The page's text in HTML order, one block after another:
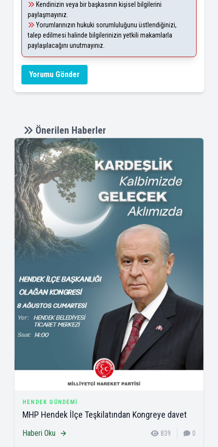
Kendinizin veya bir başkasının kişisel bilgilerini
paylaşmayınız.
Yorumlarınızın hukuki sorumluluğunu üstlendiğinizi,
talep edilmesi halinde bilgilerinizin yetkili makamlarla
paylaşılacağını unutmayınız.
Yorumu Gönder
Önerilen Haberler
HENDEK GÜNDEMI
MHP Hendek İlçe Teşkilatından Kongreye davet
Haberi Oku 839 0